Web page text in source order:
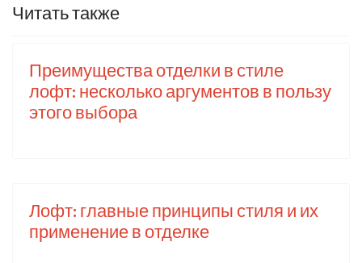
Читать также
Преимущества отделки в стиле
лофт: несколько аргументов в пользу
этого выбора
Лофт: главные принципы стиля и их
применение в отделке